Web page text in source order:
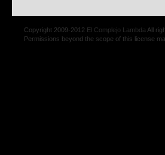
Copyright 2009-2012 El Complejo Lambda All
Permissions beyond the scope of this license